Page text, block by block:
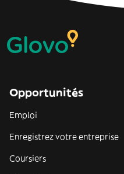
Opportunités
Emploi
Enregistrez votre entreprise
Coursiers